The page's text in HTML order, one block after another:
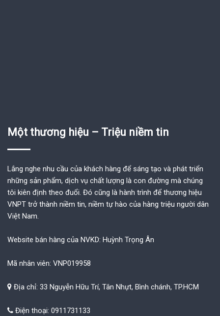
Một thương hiệu – Triệu niềm tin
Lắng nghe nhu cầu của khách hàng để sáng tạo và phát triển
những sản phẩm, dịch vụ chất lượng là con đường mà chúng
tôi kiên định theo đuổi. Đó cũng là hành trình để thương hiệu
VNPT trở thành niềm tin, niềm tự hào của hàng triệu người dân
Việt Nam.
Website bán hàng của NVKD: Huỳnh Trọng Ân
Mã nhân viên: VNP019958
Địa chỉ: 33 Nguyễn Hữu Trí, Tân Nhựt, Bình chánh, TP.HCM
Điện thoại: 0911731133